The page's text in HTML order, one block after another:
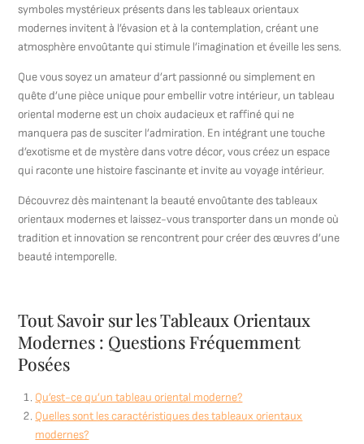
symboles mystérieux présents dans les tableaux orientaux
modernes invitent à l’évasion et à la contemplation, créant une
atmosphère envoûtante qui stimule l’imagination et éveille les sens.
Que vous soyez un amateur d’art passionné ou simplement en
quête d’une pièce unique pour embellir votre intérieur, un tableau
oriental moderne est un choix audacieux et raffiné qui ne
manquera pas de susciter l’admiration. En intégrant une touche
d’exotisme et de mystère dans votre décor, vous créez un espace
qui raconte une histoire fascinante et invite au voyage intérieur.
Découvrez dès maintenant la beauté envoûtante des tableaux
orientaux modernes et laissez-vous transporter dans un monde où
tradition et innovation se rencontrent pour créer des œuvres d’une
beauté intemporelle.
Tout Savoir sur les Tableaux Orientaux
Modernes : Questions Fréquemment
Posées
Qu’est-ce qu’un tableau oriental moderne?
Quelles sont les caractéristiques des tableaux orientaux
modernes?